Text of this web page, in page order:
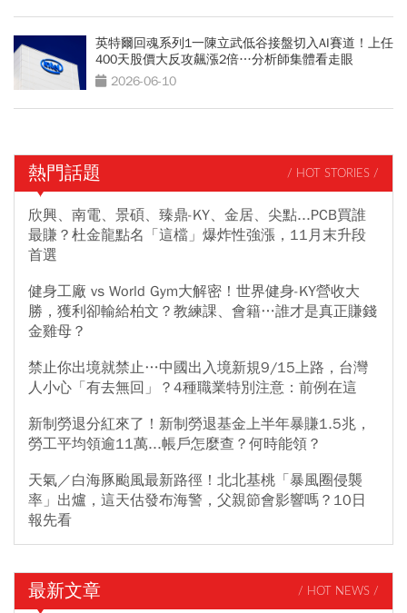
英特爾回魂系列1一陳立武低谷接盤切入AI賽道！上任
400天股價大反攻飆漲2倍…分析師集體看走眼
2026-06-10
熱門話題 / HOT STORIES /
欣興、南電、景碩、臻鼎-KY、金居、尖點...PCB買誰
最賺？杜金龍點名「這檔」爆炸性強漲，11月末升段
首選
健身工廠 vs World Gym大解密！世界健身-KY營收大
勝，獲利卻輸給柏文？教練課、會籍…誰才是真正賺錢
金雞母？
禁止你出境就禁止…中國出入境新規9/15上路，台灣
人小心「有去無回」？4種職業特別注意：前例在這
新制勞退分紅來了！新制勞退基金上半年暴賺1.5兆，
勞工平均領逾11萬...帳戶怎麼查？何時能領？
天氣／白海豚颱風最新路徑！北北基桃「暴風圈侵襲
率」出爐，這天估發布海警，父親節會影響嗎？10日
報先看
最新文章 / HOT NEWS /